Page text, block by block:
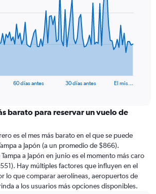
60 días antes 30 días antes El mis…
barato para reservar un vuelo de
es el mes más barato en el que se puede
a Japón (a un promedio de $866).
a Japón en junio es el momento más caro
Hay múltiples factores que influyen en el
lo que comparar aerolíneas, aeropuertos de
a los usuarios más opciones disponibles.